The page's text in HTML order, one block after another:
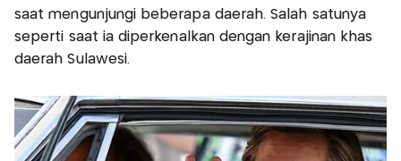
saat mengunjungi beberapa daerah. Salah satunya
seperti saat ia diperkenalkan dengan kerajinan khas
daerah Sulawesi.